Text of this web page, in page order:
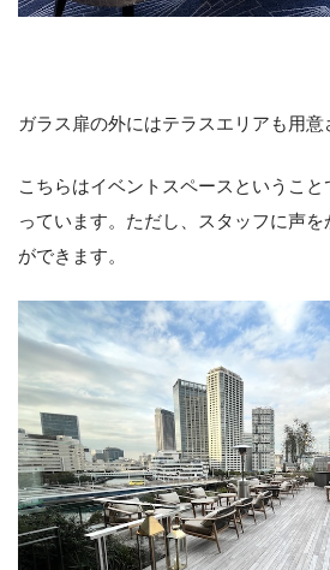
ガラス扉の外にはテラスエリアも用意
こちらはイベントスペースというこ
っています。ただし、スタッフに声を
ができます。